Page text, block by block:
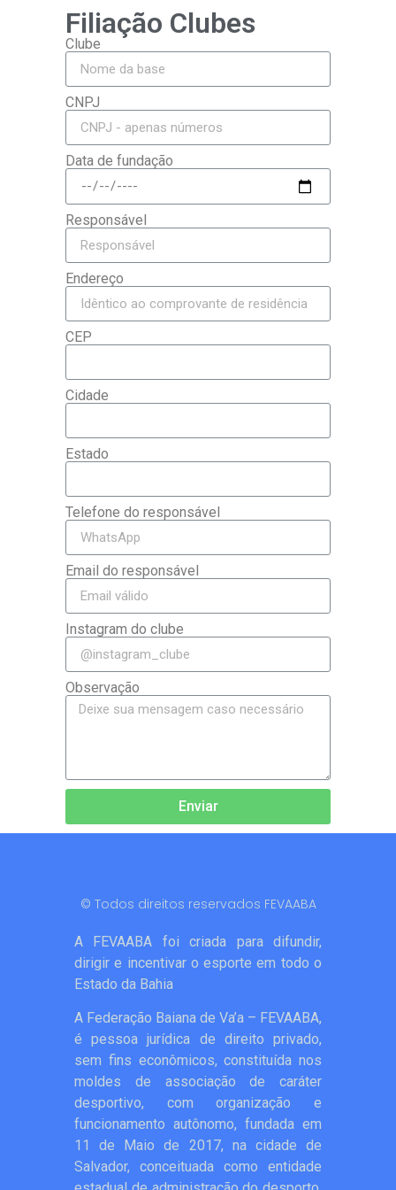
Filiação Clubes
Clube
CNPJ
Data de fundação
Responsável
Endereço
CEP
Cidade
Estado
Telefone do responsável
Email do responsável
Instagram do clube
Observação
Enviar
© Todos direitos reservados FEVAABA
A FEVAABA foi criada para difundir,
dirigir e incentivar o esporte em todo o
Estado da Bahia
A Federação Baiana de Va’a – FEVAABA,
é pessoa jurídica de direito privado,
sem fins econômicos, constituída nos
moldes de associação de caráter
desportivo, com organização e
funcionamento autônomo, fundada em
11 de Maio de 2017, na cidade de
Salvador, conceituada como entidade